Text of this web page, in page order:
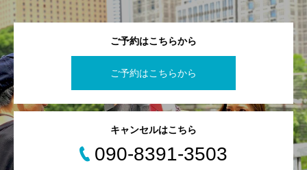
ご予約はこちらから
ご予約はこちらから
キャンセルはこちら
090-8391-3503